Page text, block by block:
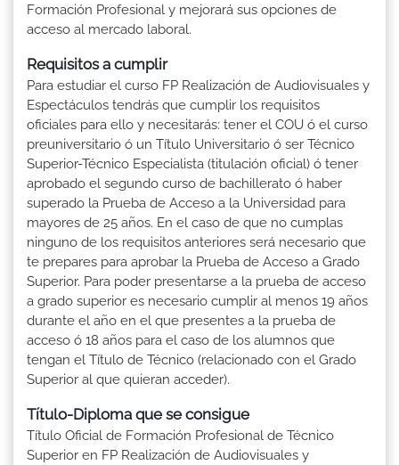
Formación Profesional y mejorará sus opciones de
acceso al mercado laboral.
Requisitos a cumplir
Para estudiar el curso FP Realización de Audiovisuales y
Espectáculos tendrás que cumplir los requisitos
oficiales para ello y necesitarás: tener el COU ó el curso
preuniversitario ó un Título Universitario ó ser Técnico
Superior-Técnico Especialista (titulación oficial) ó tener
aprobado el segundo curso de bachillerato ó haber
superado la Prueba de Acceso a la Universidad para
mayores de 25 años. En el caso de que no cumplas
ninguno de los requisitos anteriores será necesario que
te prepares para aprobar la Prueba de Acceso a Grado
Superior. Para poder presentarse a la prueba de acceso
a grado superior es necesario cumplir al menos 19 años
durante el año en el que presentes a la prueba de
acceso ó 18 años para el caso de los alumnos que
tengan el Título de Técnico (relacionado con el Grado
Superior al que quieran acceder).
Título-Diploma que se consigue
Título Oficial de Formación Profesional de Técnico
Superior en FP Realización de Audiovisuales y